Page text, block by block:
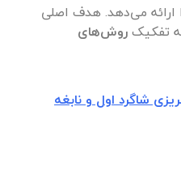
می‌دهد. هدف اصلی
تفکیکروش‌های
شاگرد اول و نابغه